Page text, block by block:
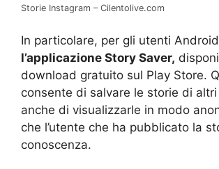
Storie Instagram – Cilentolive.com
In particolare, per gli utenti
l’applicazione Story Saver,
download gratuito sul Play Store.
consente di salvare le storie di
anche di visualizzarle in modo
che l’utente che ha pubblicato la
conoscenza.